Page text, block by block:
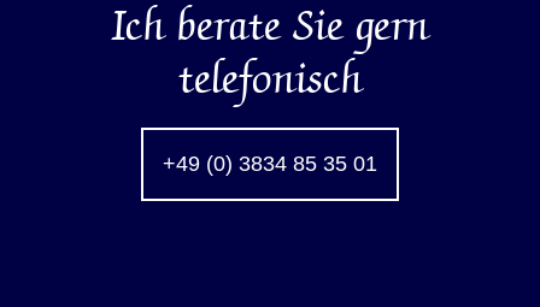
Ich berate Sie gern
telefonisch
+49 (0) 3834 85 35 01